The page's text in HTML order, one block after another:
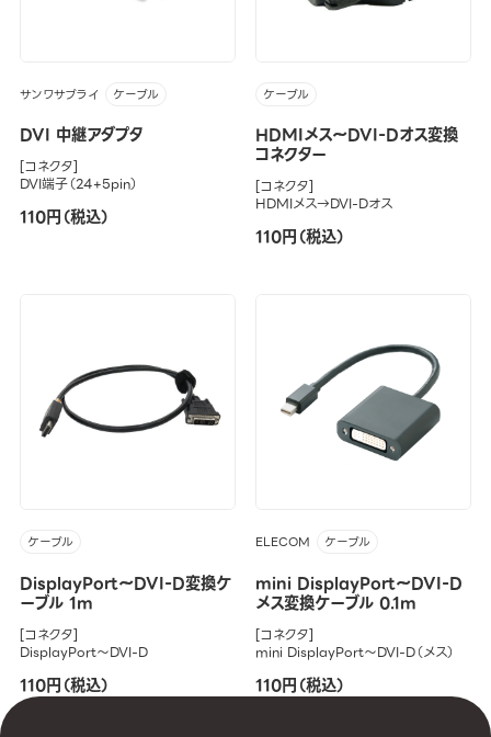
サンワサブライ ケーブル
DVI 中継アダプタ
[コネクタ]
DVI端子（24+5pin）
110円（税込）
ケーブル
HDMIメス～DVI-Dオス変換
コネクター
[コネクタ]
HDMIメス→DVI-Dオス
110円（税込）
ケーブル
DisplayPort～DVI-D変換ケ
ーブル 1m
[コネクタ]
DisplayPort～DVI-D
110円（税込）
ELECOM ケーブル
mini DisplayPort～DVI-D
メス変換ケーブル 0.1m
[コネクタ]
mini DisplayPort～DVI-D（メス）
110円（税込）